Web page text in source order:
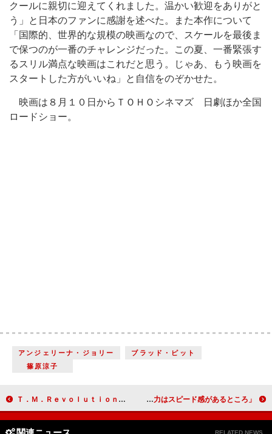
クールに親切に迎えてくれました。温かい歓迎をありがと
う」と日本のファンに感謝を述べた。また本作について
「国際的、世界的な規模の映画なので、スケールを最後ま
で保つのが一番のチャレンジだった。この夏、一番緊張す
るスリル満点な映画はこれだと思う。じゃあ、もう映画を
スタートした方がいいね」と自信をのぞかせた。
映画は８月１０日からＴＯＨＯシネマズ 日劇ほか全国
ロードショー。
アンジェリーナ・ジョリー
ブラッド・ピット
篠原涼子
Ｔ．Ｍ．Ｒｅｖｏｌｕｔｉｏｎ、ファン６００人とＣＭ撮影 “ストームパフォーマー”の称号受け「新たなスタート」 南明奈、ボートレースに夢中！ 「魅力はスピード感があるところ」
RELATED NEWS